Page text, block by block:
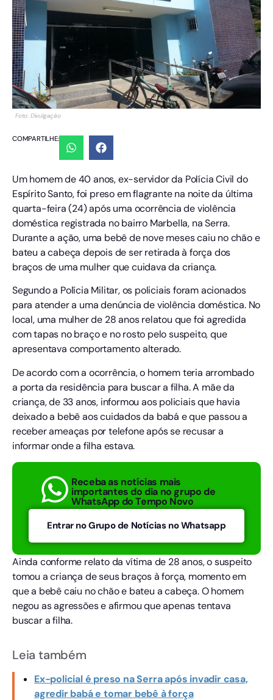
Foto: Divulgação
COMPARTILHE:
Um homem de 40 anos, ex-servidor da Polícia Civil do
Espírito Santo, foi preso em flagrante na noite da última
quarta-feira (24) após uma ocorrência de violência
doméstica registrada no bairro Marbella, na Serra.
Durante a ação, uma bebê de nove meses caiu no chão e
bateu a cabeça depois de ser retirada à força dos
braços de uma mulher que cuidava da criança.
Segundo a Polícia Militar, os policiais foram acionados
para atender a uma denúncia de violência doméstica. No
local, uma mulher de 28 anos relatou que foi agredida
com tapas no braço e no rosto pelo suspeito, que
apresentava comportamento alterado.
De acordo com a ocorrência, o homem teria arrombado
a porta da residência para buscar a filha. A mãe da
criança, de 33 anos, informou aos policiais que havia
deixado a bebê aos cuidados da babá e que passou a
receber ameaças por telefone após se recusar a
informar onde a filha estava.
Receba as notícias mais
importantes do dia no grupo de
WhatsApp do Tempo Novo
Entrar no Grupo de Notícias no Whatsapp
Ainda conforme relato da vítima de 28 anos, o suspeito
tomou a criança de seus braços à força, momento em
que a bebê caiu no chão e bateu a cabeça. O homem
negou as agressões e afirmou que apenas tentava
buscar a filha.
Leia também
Ex-policial é preso na Serra após invadir casa,
agredir babá e tomar bebê à força